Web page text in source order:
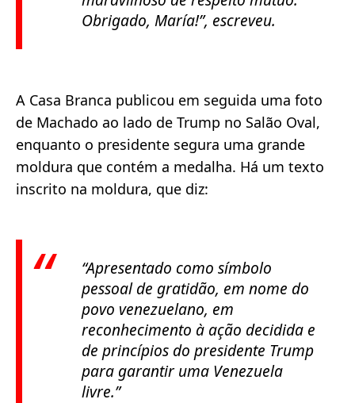
Obrigado, María!”, escreveu.
A Casa Branca publicou em seguida uma foto
de Machado ao lado de Trump no Salão Oval,
enquanto o presidente segura uma grande
moldura que contém a medalha. Há um texto
inscrito na moldura, que diz:
“Apresentado como símbolo
pessoal de gratidão, em nome do
povo venezuelano, em
reconhecimento à ação decidida e
de princípios do presidente Trump
para garantir uma Venezuela
livre.”